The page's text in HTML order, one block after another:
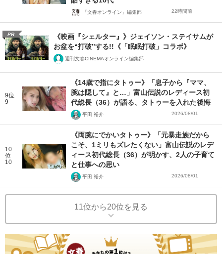
「文春オンライン」編集部 22時間前
PR
《映画『シェルター』》ジェイソン・ステイサムが
お盆を“打破”する!!《「眠眠打破」コラボ》
週刊文春CINEMAオンライン編集部
9位
9
《14歳で指にタトゥー》「息子から『ママ、
腕は隠して』と…」富山伝説のレディース初
代総長（36）が語る、タトゥーを入れた後悔
平田 裕介 2026/08/01
10
位
10
《両腕にでかいタトゥー》「元暴走族だから
こそ、1ミリもズレたくない」富山伝説のレデ
ィース初代総長（36）が明かす、2人の子育て
と仕事への思い
平田 裕介 2026/08/01
11位から20位を見る